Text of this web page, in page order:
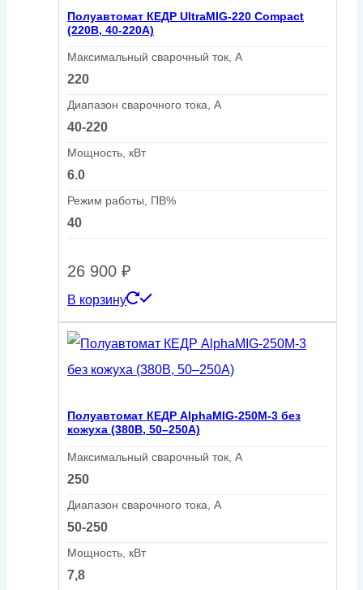
Полуавтомат КЕДР UltraMIG-220 Compact
(220В, 40-220А)
Максимальный сварочный ток, А
220
Диапазон сварочного тока, А
40-220
Мощность, кВт
6.0
Режим работы, ПВ%
40
26 900 ₽
В корзину
Полуавтомат КЕДР AlphaMIG-250M-3 без
кожуха (380В, 50–250А)
Максимальный сварочный ток, А
250
Диапазон сварочного тока, А
50-250
Мощность, кВт
7,8